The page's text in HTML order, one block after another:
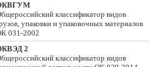
классификатор видов
упаковки и упаковочных материалов
031-2002
2
классификатор видов